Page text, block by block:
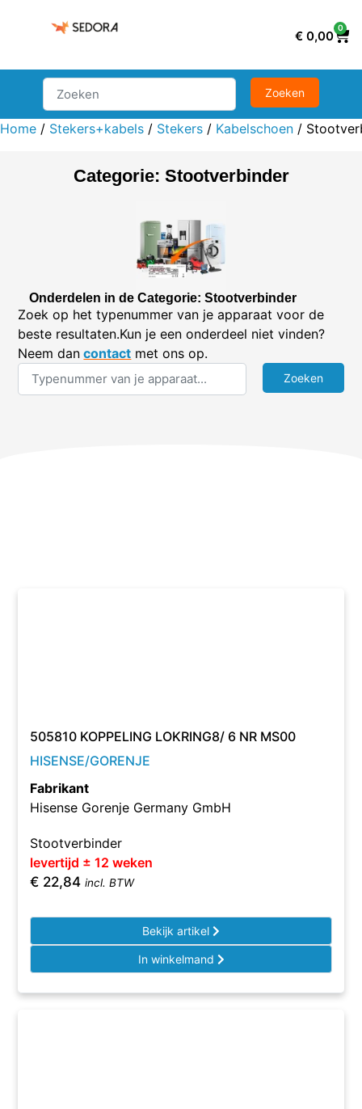
€ 0,00
0
Home / Stekers+kabels / Stekers / Kabelschoen /
Categorie: Stootverbinder
Onderdelen in de Categorie: Stootverbinder
Zoek op het typenummer van je apparaat voor de
beste resultaten.Kun je een onderdeel niet vinden?
Neem dan contact met ons op.
505810 KOPPELING LOKRING8/ 6 NR MS00
HISENSE/GORENJE
Fabrikant
Hisense Gorenje Germany GmbH
Stootverbinder
levertijd ± 12 weken
€ 22,84 incl. BTW
Bekijk artikel
In winkelmand